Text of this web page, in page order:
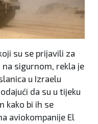
su se prijavili za
na sigurnom, rekla je
u Izraelu
da su u tijeku
kako bi ih se
aviokompanije El